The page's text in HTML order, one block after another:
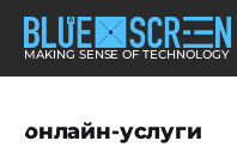
MAKING SENSE OF TECHNOLOGY
онлайн-услуги